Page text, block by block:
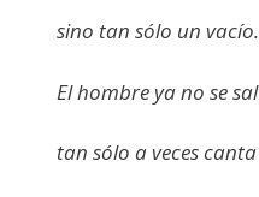
sino tan sólo un vacío.
El hombre ya no se
tan sólo a veces